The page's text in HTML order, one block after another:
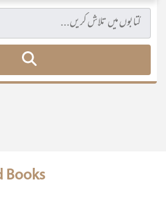
Books